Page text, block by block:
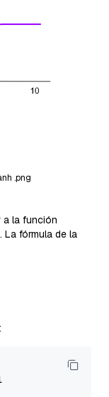
.png
a la función
La fórmula de la